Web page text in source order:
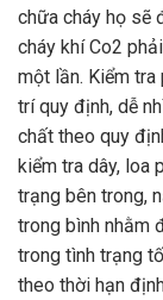
chữa cháy họ sẽ
cháy khí Co2
một lần. Kiểm
trí quy định, dễ
chất theo quy
kiểm tra dây, loa
trạng bên trong,
trong bình nhằm
trong tình trạng
theo thời hạn